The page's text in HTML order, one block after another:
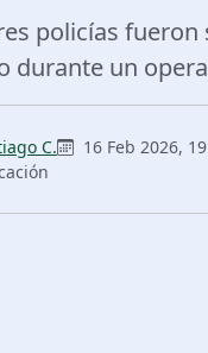
policías
durante un
C.
16 Feb 2026,